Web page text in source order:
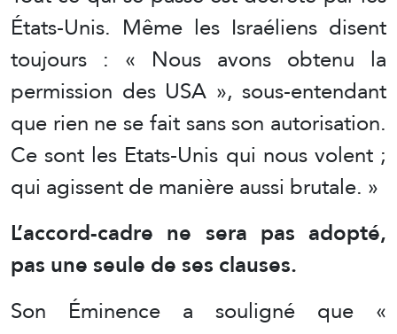
États-Unis. Même les Israéliens disent
toujours : « Nous avons obtenu la
permission des USA », sous-entendant
que rien ne se fait sans son autorisation.
Ce sont les Etats-Unis qui nous volent ;
qui agissent de manière aussi brutale. »
L’accord-cadre ne sera pas adopté,
pas une seule de ses clauses.
Son Éminence a souligné que «